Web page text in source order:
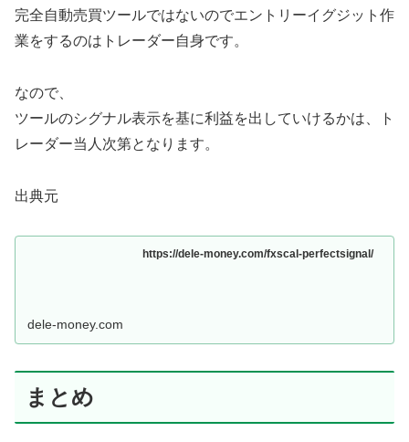
完全自動売買ツールではないのでエントリーイグジット作
業をするのはトレーダー自身です。
なので、
ツールのシグナル表示を基に利益を出していけるかは、ト
レーダー当人次第となります。
出典元
https://dele-money.com/fxscal-perfectsignal/
dele-money.com
まとめ